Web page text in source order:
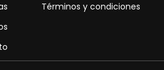
Términos y condiciones